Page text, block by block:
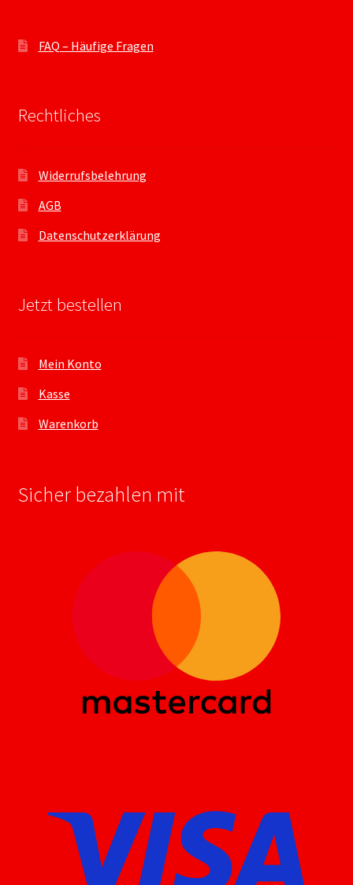
FAQ – Häufige Fragen
Rechtliches
Widerrufsbelehrung
AGB
Datenschutzerklärung
Jetzt bestellen
Mein Konto
Kasse
Warenkorb
Sicher bezahlen mit